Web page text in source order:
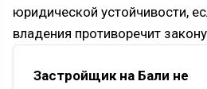
юридической устойчивости,
владения противоречит
Застройщик на Бали не